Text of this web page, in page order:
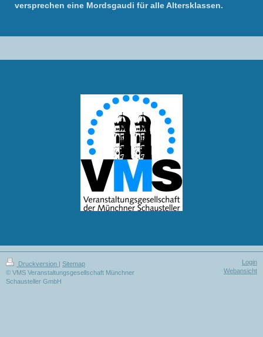
versprechen eine Mordsgaudi für alle Altersklassen.
Druckversion
Sitemap
© VMS Veranstaltungsgesellschaft Münchner
Schausteller GmbH
Login
Webansicht